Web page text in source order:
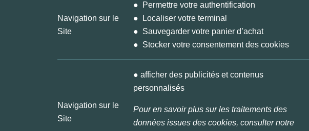
Navigation sur le
Site
● Permettre votre authentification
● Localiser votre terminal
● Sauvegarder votre panier d’achat
● Stocker votre consentement des cookies
Navigation sur le
Site
● afficher des publicités et contenus
personnalisés
Pour en savoir plus sur les traitements des
données issues des cookies, consulter notre